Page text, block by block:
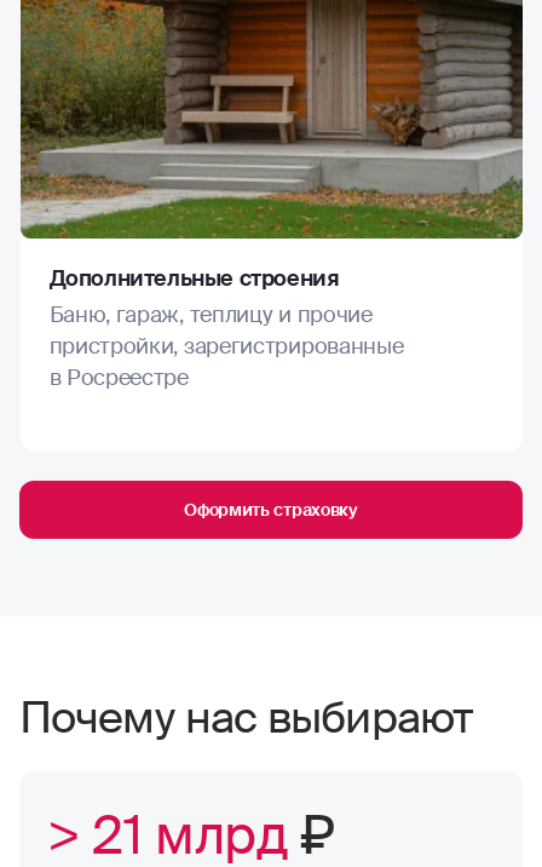
Дополнительные строения
Баню, гараж, теплицу и прочие
пристройки, зарегистрированные
в Росреестре
Оформить страховку
Почему нас выбирают
> 21 млрд₽